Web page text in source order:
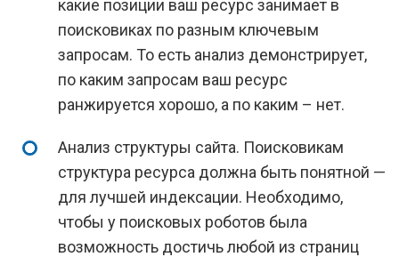
какие позиции ваш ресурс занимает в
поисковиках по разным ключевым
запросам. То есть анализ демонстрирует,
по каким запросам ваш ресурс
ранжируется хорошо, а по каким – нет.
Анализ структуры сайта. Поисковикам
структура ресурса должна быть понятной —
для лучшей индексации. Необходимо,
чтобы у поисковых роботов была
возможность достичь любой из страниц